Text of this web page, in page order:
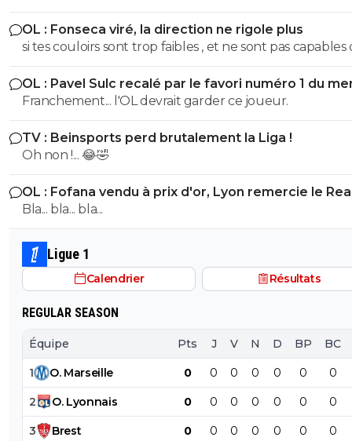
clubs font des erreurs SAUF un seul!!! T'es un sketch
OL : Fonseca viré, la direction ne rigole plus
si tes couloirs sont trop faibles , et ne sont pas capables
faire reculer l'adversaire, tu es en difficulté
c'est ce qu'il s'est passé contre le Betis. Donc il a voulu
de la densité dans le coeur du jeu, et donner de
Openda. On peut dire ce qu'on veut,
OL : Pavel Sulc recalé par le favori numéro 1 du
Franchement... l'OL devrait garder ce joueur.
TV : Beinsports perd brutalement la Liga !
Oh non !... 😂🤣
OL : Fofana vendu à prix d'or, Lyon remercie le
Bla... bla... bla...
Ligue 1
Calendrier Résultats
REGULAR SEASON
Équipe Pts J V N D BP BC
1 O. Marseille 0 0 0 0 0 0 0
2 O. Lyonnais 0 0 0 0 0 0 0
3 Brest 0 0 0 0 0 0 0